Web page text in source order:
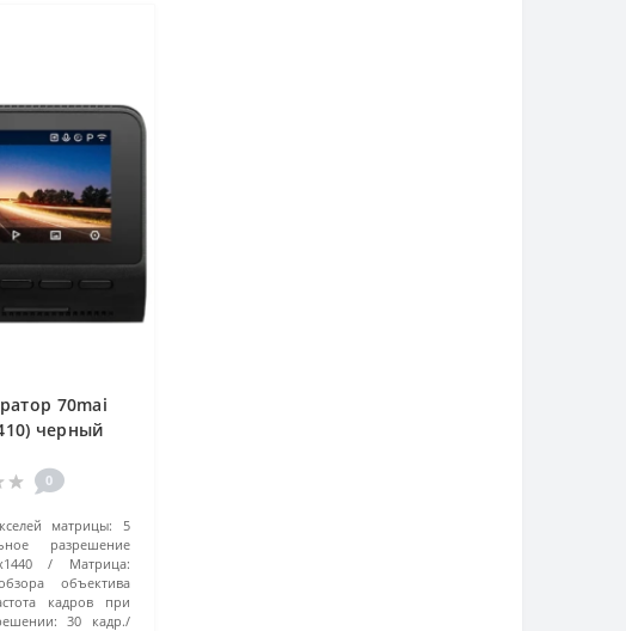
70mai
черный
0
матрицы:
5
разрешение
Матрица:
объектива
кадров при
30 кадр./